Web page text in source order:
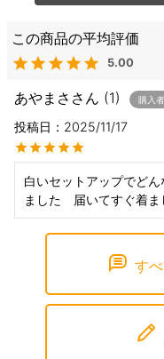
5.00
あやまさ 1 購入者
投稿日
2025/11/17
白いセットアップでど
ました　届いてすぐ着
す